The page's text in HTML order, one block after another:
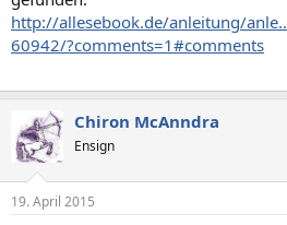
http://allesebook.de/anleitung/
60942/?comments=1#comments
Chiron McAnndra
Ensign
19. April 2015